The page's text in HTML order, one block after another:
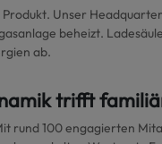
Unser
beheizt.
ab.
trifft
rund 100 engagierten